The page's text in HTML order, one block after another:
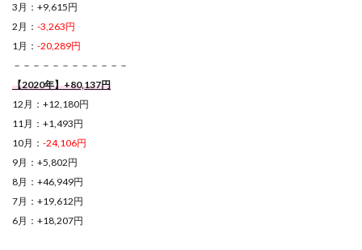
3月：+9,615円
2月： -3,263円
1月： -20,289円
－－－－－－－－－－－－
【2020年】+80,137円
12月：+12,180円
11月：+1,493円
10月： -24,106円
9月：+5,802円
8月：+46,949円
7月：+19,612円
6月：+18,207円